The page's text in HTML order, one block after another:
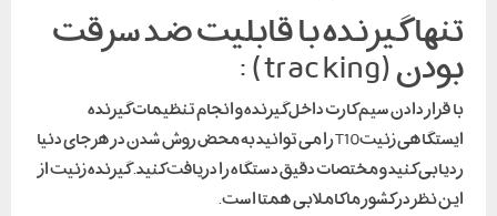
تنها گیرنده با قابلیت ضد سرقت
بودن (tracking) :
با قرار دادن سیم کارت داخل گیرنده و انجام تنظیمات گیرنده
ایستگاهی زنیتT10 را می توانید به محض روش شدن در هر جای دنیا
ردیابی کنید و مختصات دقیق دستگاه را دریافت کنید. گیرنده زنیت از
این نظر در کشور ما کاملا بی همتا است.